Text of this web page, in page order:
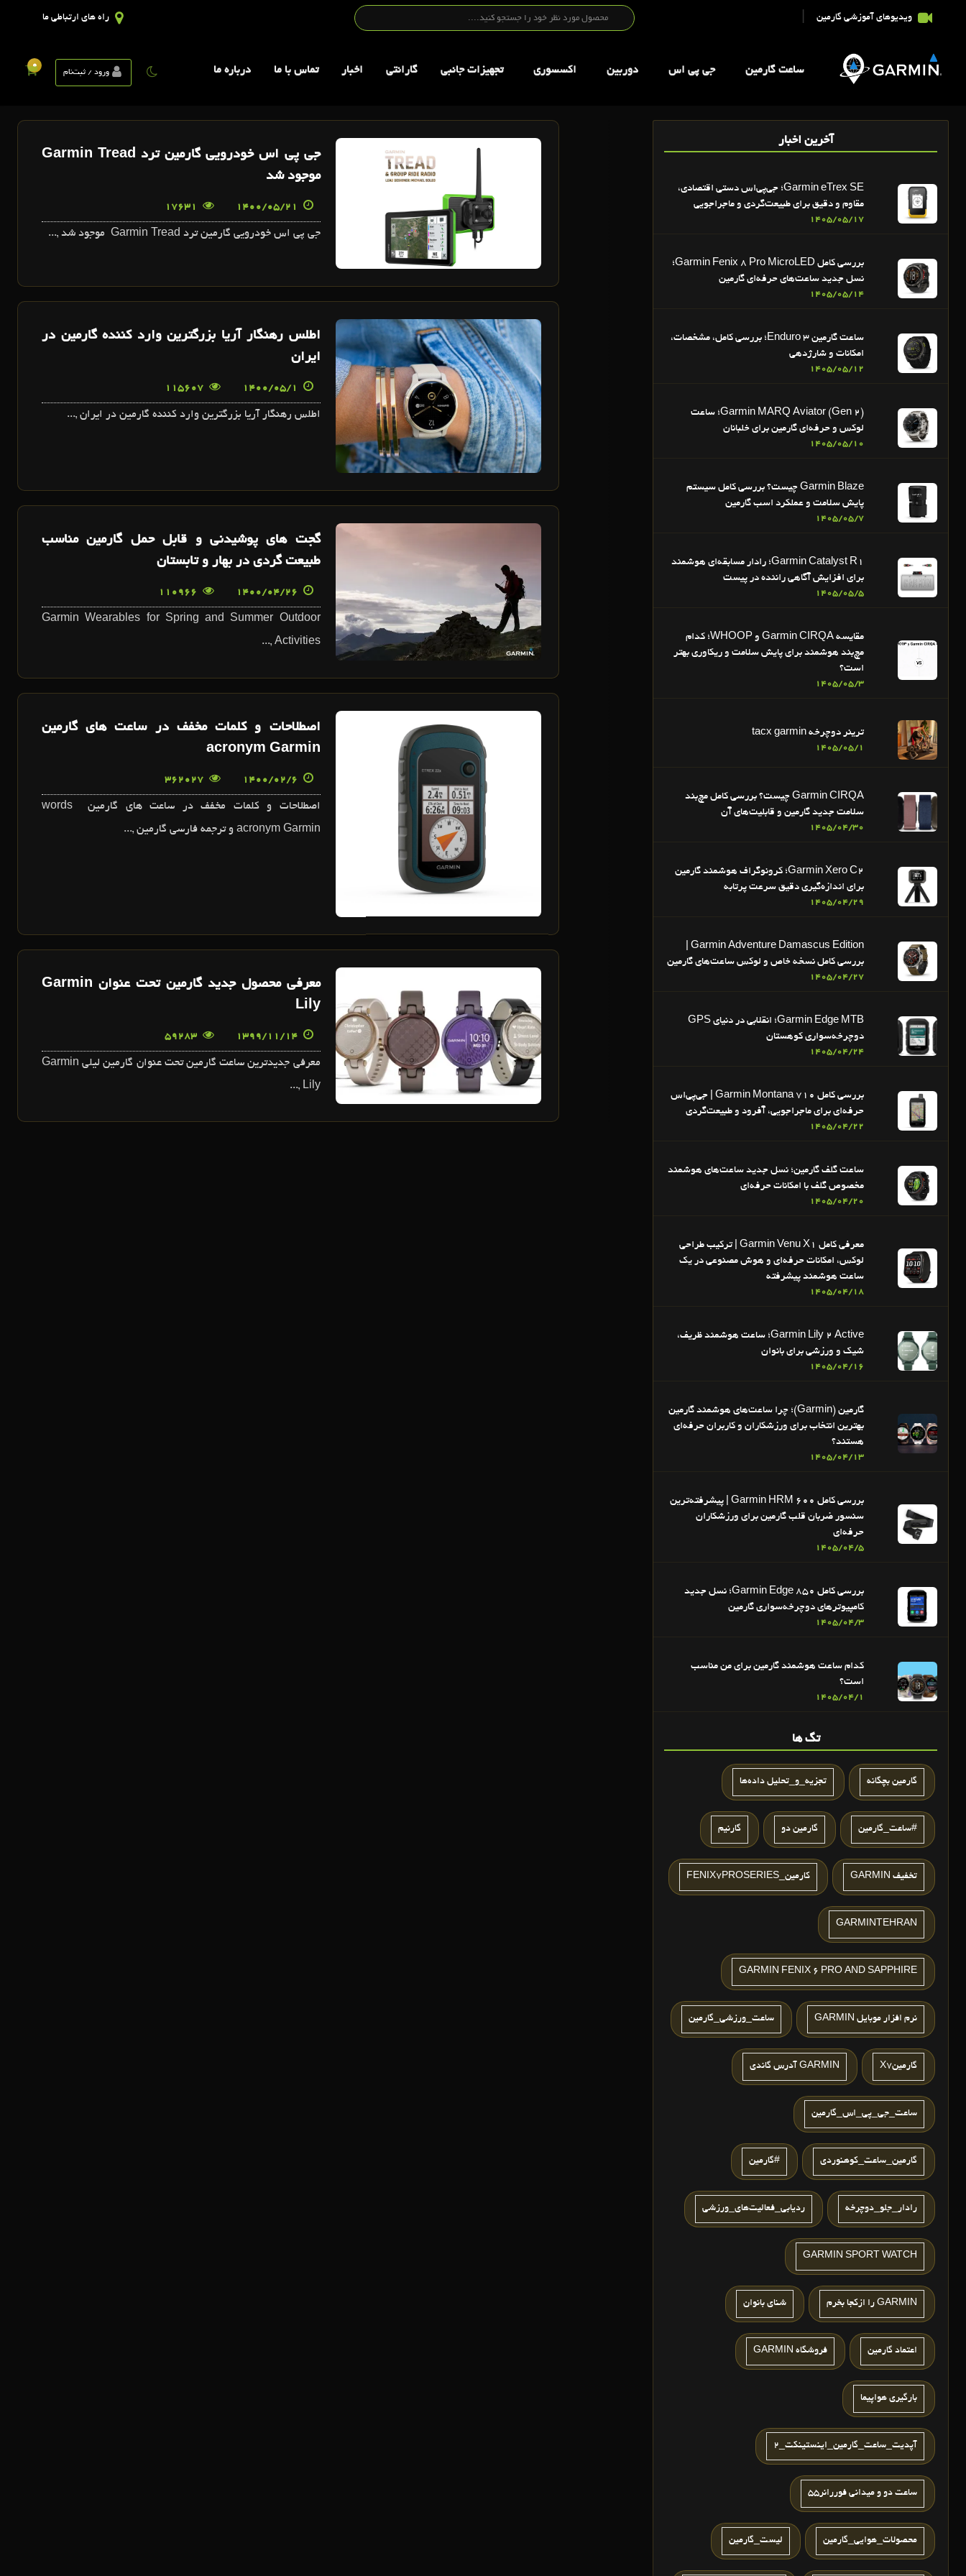
ویدیوهای آموزشی گارمین راه های ارتباطی ما
ورود / ثبت‌نام
0 ساعت گارمین جی پی اس دوربین اکسسوری تجهيزات جانبي گارانتی اخبار تماس با ما درباره ما
آخرین اخبار
Garmin eTrex SE؛ جی‌پی‌اس دستی اقتصادی،
مقاوم و دقیق برای طبیعت‌گردی و ماجراجویی
1405/05/17
بررسی کامل Garmin Fenix 8 Pro MicroLED؛
نسل جدید ساعت‌های حرفه‌ای گارمین
1405/05/14
ساعت گارمین Enduro 3؛ بررسی کامل، مشخصات،
امکانات و شارژدهی
1405/05/12
Garmin MARQ Aviator (Gen 2)؛ ساعت
لوکس و حرفه‌ای گارمین برای خلبانان
1405/05/10
Garmin Blaze چیست؟ بررسی کامل سیستم
پایش سلامت و عملکرد اسب گارمین
1405/05/7
Garmin Catalyst R1؛ رادار مسابقه‌ای هوشمند
برای افزایش آگاهی راننده در پیست
1405/05/5
مقایسه Garmin CIRQA و WHOOP؛ کدام
مچ‌بند هوشمند برای پایش سلامت و ریکاوری بهتر
است؟
1405/05/3
ترینر دوچرخه tacx garmin
1405/05/1
Garmin CIRQA چیست؟ بررسی کامل مچ‌بند
سلامت جدید گارمین و قابلیت‌های آن
1405/04/30
Garmin Xero C2؛ کرونوگراف هوشمند گارمین
برای اندازه‌گیری دقیق سرعت پرتابه
1405/04/29
بررسی کامل نسخه خاص و لوکس ساعت‌های گارمین
1405/04/27
Garmin Edge MTB؛ انقلابی در دنیای GPS
دوچرخه‌سواری کوهستان
1405/04/24
بررسی کامل Garmin Montana 710 | جی‌پی‌اس
حرفه‌ای برای ماجراجویی، آفرود و طبیعت‌گردی
1405/04/22
ساعت گلف گارمین؛ نسل جدید ساعت‌های هوشمند
مخصوص گلف با امکانات حرفه‌ای
1405/04/20
معرفی کامل Garmin Venu X1 | ترکیب طراحی
لوکس، امکانات حرفه‌ای و هوش مصنوعی در یک
ساعت هوشمند پیشرفته
1405/04/18
Garmin Lily 2 Active؛ ساعت هوشمند ظریف،
شیک و ورزشی برای بانوان
1405/04/16
گارمین (Garmin)؛ چرا ساعت‌های هوشمند گارمین
بهترین انتخاب برای ورزشکاران و کاربران حرفه‌ای
هستند؟
1405/04/13
بررسی کامل Garmin HRM 600 | پیشرفته‌ترین
سنسور ضربان قلب گارمین برای ورزشکاران
حرفه‌ای
1405/04/5
بررسی کامل Garmin Edge 850؛ نسل جدید
کامپیوترهای دوچرخه‌سواری گارمین
1405/04/3
کدام ساعت هوشمند گارمین برای من مناسب
است؟
1405/04/1
تگ ها
گارمین بچگانه تجزیه_و_تحلیل داده‌ها
#ساعت_گارمین گارمين دو گارنیم
تخفیف GARMIN کارمین_FENIX7PROSERIES
GARMINTEHRAN
GARMIN FENIX 6 PRO AND SAPPHIRE
نرم افزار موبایل GARMIN ساعت_ورزشی_گارمین
گارمینX7 GARMIN آدرس گاندی
ساعت_جی_پی_اس_گارمین
گارمین_ساعت_کوهنوردی #گارمین
رادار_جلو_دوچرخه ردیابی_فعالیت‌های_ورزشی
GARMIN SPORT WATCH
GARMIN را ازکجا بخرم شنای بانوان
اعتماد گارمین فروشگاه GARMIN
بارگیری هواپیما
آپدیت_ساعت_گارمین_اینستینکت_2
ساعت دو و میدانی فوررانر55
محصولات_هوایی_گارمین لیست_گارمین
جي پي اس خودرويي گارمين ترد Garmin Tread
موجود شد
جي پي اس خودرويي گارمين ترد Garmin Tread موجود شد ,...
اطلس رهنگار آريا بزرگترين وارد کننده گارمين در
ايران
115607
اطلس رهنگار آريا بزرگترين وارد کننده گارمين در ايران ,...
گجت هاي پوشيدني و قابل حمل گارمين مناسب
طبيعت گردي در بهار و تابستان
Garmin Wearables for Spring and Summer Outdoor
Activities ,...
اصطلاحات و کلمات مخفف در ساعت هاي گارمين
acronym Garmin
362027
اصطلاحات و کلمات مخفف در ساعت هاي گارمين words
acronym Garmin و ترجمه فارسي گارمين ,...
معرفي محصول جديد گارمين تحت عنوان Garmin
Lily
1399/11/14
59283
معرفي جديدترين ساعت گارمين تحت عنوان گارمين ليلي Garmin
Lily ,...